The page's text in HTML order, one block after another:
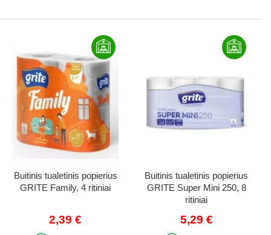
Buitinis tualetinis popierius
GRITE Family, 4 ritiniai
2,39 €
Buitinis tualetinis popierius
GRITE Super Mini 250, 8
ritiniai
5,29 €